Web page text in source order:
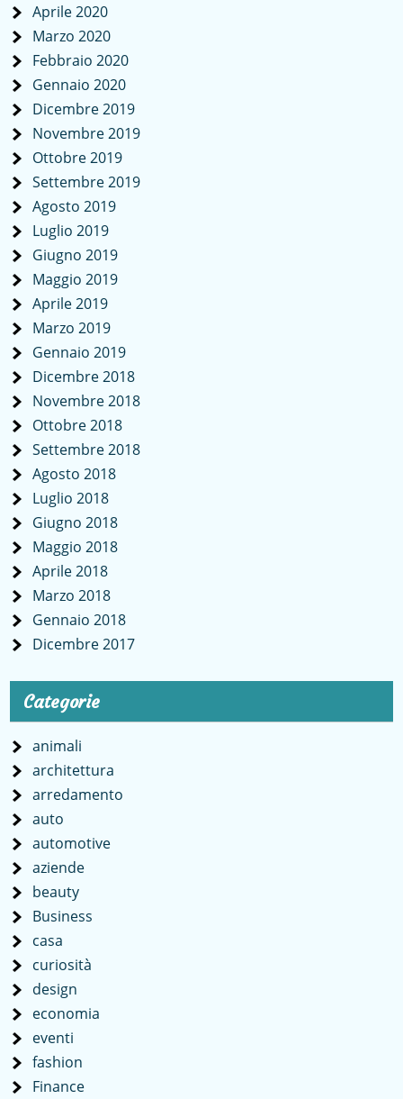
Aprile 2020
Marzo 2020
Febbraio 2020
Gennaio 2020
Dicembre 2019
Novembre 2019
Ottobre 2019
Settembre 2019
Agosto 2019
Luglio 2019
Giugno 2019
Maggio 2019
Aprile 2019
Marzo 2019
Gennaio 2019
Dicembre 2018
Novembre 2018
Ottobre 2018
Settembre 2018
Agosto 2018
Luglio 2018
Giugno 2018
Maggio 2018
Aprile 2018
Marzo 2018
Gennaio 2018
Dicembre 2017
Categorie
animali
architettura
arredamento
auto
automotive
aziende
beauty
Business
casa
curiosità
design
economia
eventi
fashion
Finance